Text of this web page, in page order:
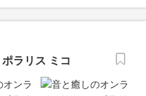
ラリス ミコ